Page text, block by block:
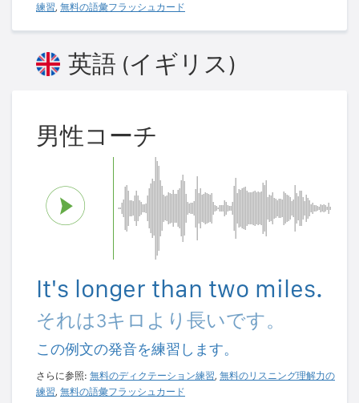
練習, 無料の語彙フラッシュカード
英語 (イギリス)
男性コーチ
It's longer than two miles.
それは3キロより長いです。
この例文の発音を練習します。
さらに参照: 無料のディクテーション練習, 無料のリスニング理解力の
練習, 無料の語彙フラッシュカード